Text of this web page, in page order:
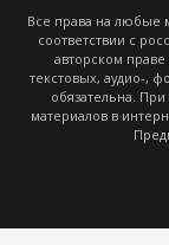
Все права на любые
соответствии с
авторском
текстовых, аудио-,
обязательна.
материалов в